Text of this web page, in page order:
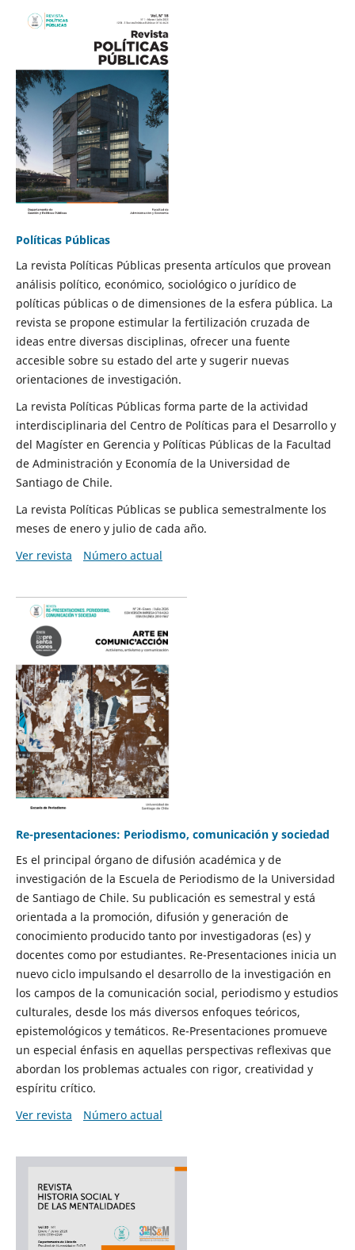
Políticas Públicas
La revista Políticas Públicas presenta artículos que provean
análisis político, económico, sociológico o jurídico de
políticas públicas o de dimensiones de la esfera pública. La
revista se propone estimular la fertilización cruzada de
ideas entre diversas disciplinas, ofrecer una fuente
accesible sobre su estado del arte y sugerir nuevas
orientaciones de investigación.
La revista Políticas Públicas forma parte de la actividad
interdisciplinaria del Centro de Políticas para el Desarrollo y
del Magíster en Gerencia y Políticas Públicas de la Facultad
de Administración y Economía de la Universidad de
Santiago de Chile.
La revista Políticas Públicas se publica semestralmente los
meses de enero y julio de cada año.
Ver revista
Número actual
Re-presentaciones: Periodismo, comunicación y sociedad
Es el principal órgano de difusión académica y de
investigación de la Escuela de Periodismo de la Universidad
de Santiago de Chile. Su publicación es semestral y está
orientada a la promoción, difusión y generación de
conocimiento producido tanto por investigadoras (es) y
docentes como por estudiantes. Re-Presentaciones inicia un
nuevo ciclo impulsando el desarrollo de la investigación en
los campos de la comunicación social, periodismo y estudios
culturales, desde los más diversos enfoques teóricos,
epistemológicos y temáticos. Re-Presentaciones promueve
un especial énfasis en aquellas perspectivas reflexivas que
abordan los problemas actuales con rigor, creatividad y
espíritu crítico.
Ver revista
Número actual